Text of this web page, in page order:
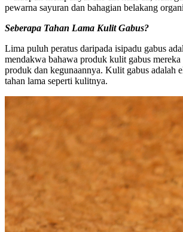
pewarna sayuran dan bahagian belakang
Seberapa Tahan Lama Kulit Gabus?
Lima puluh peratus daripada isipadu gabus
mendakwa bahawa produk kulit gabus
produk dan kegunaannya. Kulit gabus adalah
tahan lama seperti kulitnya.